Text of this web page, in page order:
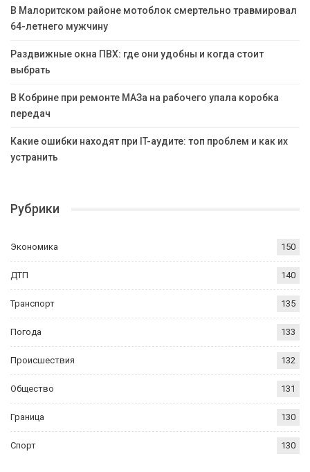
В Малоритском районе мотоблок смертельно травмировал
64-летнего мужчину
Раздвижные окна ПВХ: где они удобны и когда стоит
выбрать
В Кобрине при ремонте МАЗа на рабочего упала коробка
передач
Какие ошибки находят при IT-аудите: топ проблем и как их
устранить
Рубрики
Экономика 150
ДТП 140
Транспорт 135
Погода 133
Происшествия 132
Общество 131
Граница 130
Спорт 130